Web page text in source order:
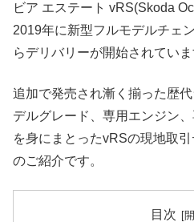
ビア エステート vRS(Skoda
2019年に新型フルモデルチェ
らデリバリーが開始されていま
追加で発売され漸く揃った歴
デルグレード、専用エンジン
を身にまとったvRSの現地取
のご紹介です。
目次